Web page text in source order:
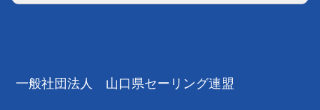
一般社団法人 山口県セーリング連盟